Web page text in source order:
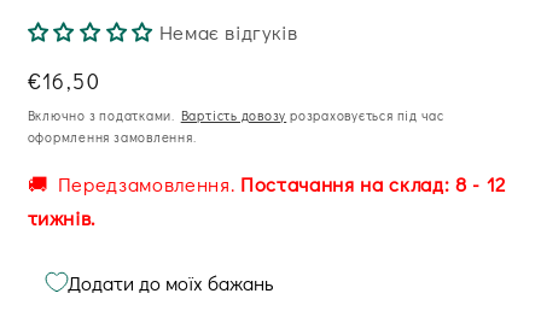
Немає відгуків
Звична
ціна
€16,50
Включно з податками. Вартість довозу розраховується під час
оформлення замовлення.
🚚 Передзамовлення. Постачання на склад: 8 - 12
тижнів.
Додати до моїх бажань